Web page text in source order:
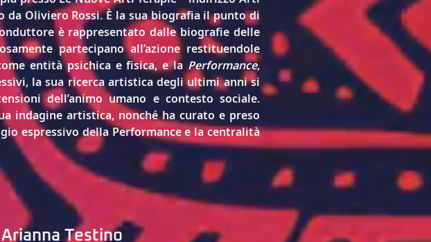
da Oliviero Rossi. È la sua biografia il punto di
è rappresentato dalle biografie delle
partecipano all’azione restituendole
entità psichica e fisica, e la Performance,
la sua ricerca artistica degli ultimi anni si
dell’animo umano e contesto sociale.
indagine artistica, nonché ha curato e preso
espressivo della Performance e la centralità
Testino